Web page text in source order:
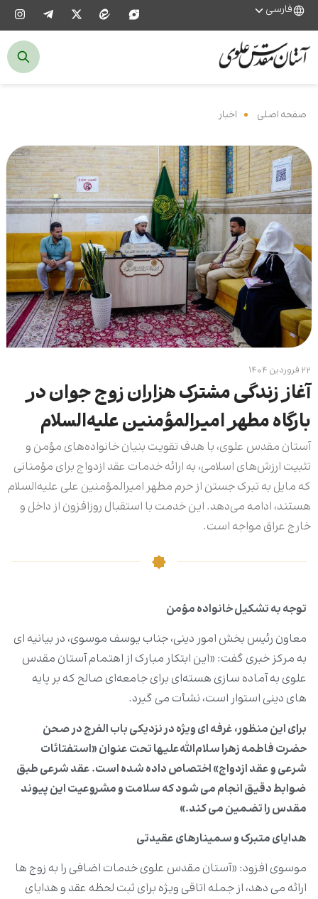
فارسی
صفحه اصلی اخبار
۲۲ فروردین ۱۴۰۴
آغاز زندگی مشترک هزاران زوج جوان در
بارگاه مطهر امیرالمؤمنین علیه‌السلام
آستان مقدس علوی، با هدف تقویت بنیان خانواده‌های مؤمن و
تثبیت ارزش‌های اسلامی، به ارائه خدمات عقد ازدواج برای مؤمنانی
که مایل به تبرک جستن از حرم مطهر امیرالمؤمنین علی علیه‌السلام
هستند، ادامه می‌دهد. این خدمت با استقبال روزافزون از داخل و
خارج عراق مواجه است.
توجه به تشکیل خانواده مؤمن
معاون رئیس بخش امور دینی، جناب یوسف موسوی، در بیانیه ای
به مرکز خبری گفت: «این ابتکار مبارک از اهتمام آستان مقدس
علوی به آماده سازی هسته‌ای برای جامعه‌ای صالح که بر پایه
های دینی استوار است، نشأت می گیرد.
برای این منظور، غرفه ای ویژه در نزدیکی باب الفرج در صحن
حضرت فاطمه زهرا سلام‌الله‌علیها تحت عنوان «استفتائات
شرعی و عقد ازدواج» اختصاص داده شده است. عقد شرعی طبق
ضوابط دقیق انجام می شود که سلامت و مشروعیت این پیوند
مقدس را تضمین می کند.»
هدایای متبرک و سمینارهای عقیدتی
موسوی افزود: «آستان مقدس علوی خدمات اضافی را به زوج ها
ارائه می دهد، از جمله اتاقی ویژه برای ثبت لحظه عقد و هدایای